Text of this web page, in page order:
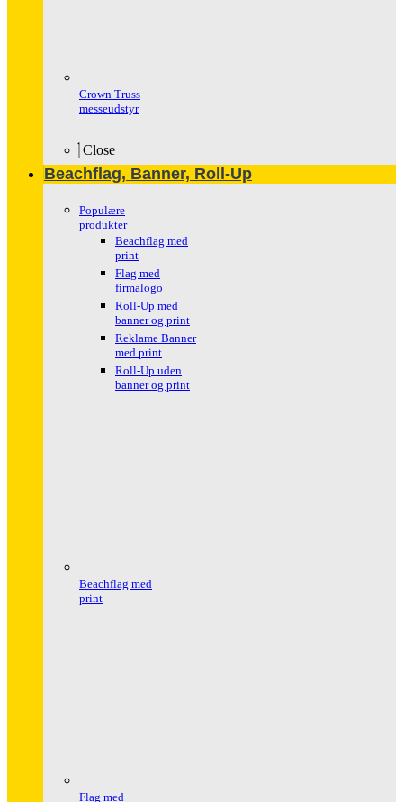
Crown Truss
messeudstyr
Close
Beachflag, Banner, Roll-Up
Populære
produkter
Beachflag med
print
Flag med
firmalogo
Roll-Up med
banner og print
Reklame Banner
med print
Roll-Up uden
banner og print
Beachflag med
print
Flag med